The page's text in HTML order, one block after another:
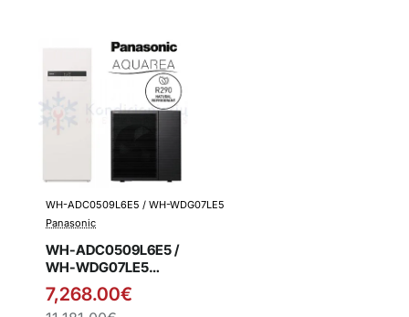
Išpardavimas
WH-ADC0509L6E5 / WH-WDG07LE5
Panasonic
WH-ADC0509L6E5 /
WH-WDG07LE5
Panasonic L kartos
7.0 kW oras-vanduo
7,268.00€